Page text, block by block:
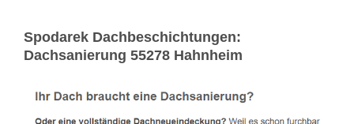
Spodarek Dachbeschichtungen:
Dachsanierung 55278 Hahnheim